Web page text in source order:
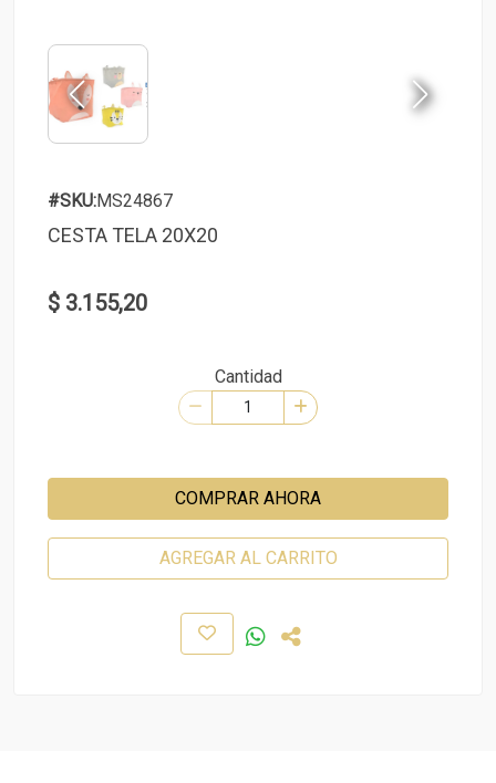
#SKU:MS24867
CESTA TELA 20X20
$ 3.155,20
Cantidad
COMPRAR AHORA
AGREGAR AL CARRITO